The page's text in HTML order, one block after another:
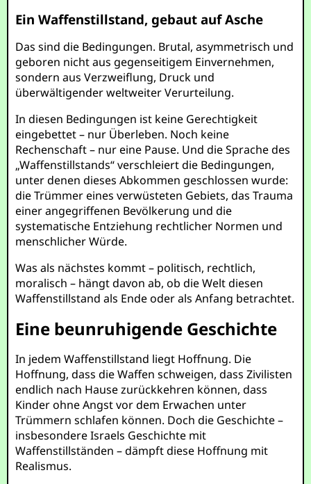
Ein Waffenstillstand, gebaut auf Asche
Das sind die Bedingungen. Brutal, asymmetrisch und
geboren nicht aus gegenseitigem Einvernehmen,
sondern aus Verzweiflung, Druck und
überwältigender weltweiter Verurteilung.
In diesen Bedingungen ist keine Gerechtigkeit
eingebettet – nur Überleben. Noch keine
Rechenschaft – nur eine Pause. Und die Sprache des
„Waffenstillstands“ verschleiert die Bedingungen,
unter denen dieses Abkommen geschlossen wurde:
die Trümmer eines verwüsteten Gebiets, das Trauma
einer angegriffenen Bevölkerung und die
systematische Entziehung rechtlicher Normen und
menschlicher Würde.
Was als nächstes kommt – politisch, rechtlich,
moralisch – hängt davon ab, ob die Welt diesen
Waffenstillstand als Ende oder als Anfang betrachtet.
Eine beunruhigende Geschichte
In jedem Waffenstillstand liegt Hoffnung. Die
Hoffnung, dass die Waffen schweigen, dass Zivilisten
endlich nach Hause zurückkehren können, dass
Kinder ohne Angst vor dem Erwachen unter
Trümmern schlafen können. Doch die Geschichte –
insbesondere Israels Geschichte mit
Waffenstillständen – dämpft diese Hoffnung mit
Realismus.